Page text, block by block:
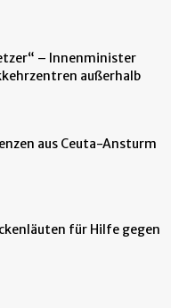
– Innenminister
außerhalb
aus Ceuta-Ansturm
für Hilfe gegen